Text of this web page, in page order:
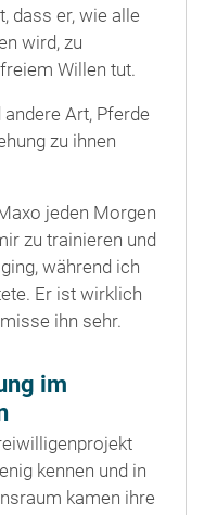
dass er, wie alle
wird, zu
Willen tut.
Art, Pferde
zu ihnen
jeden Morgen
zu trainieren und
während ich
Er ist wirklich
ihn sehr.
im
kennen und in
kamen ihre